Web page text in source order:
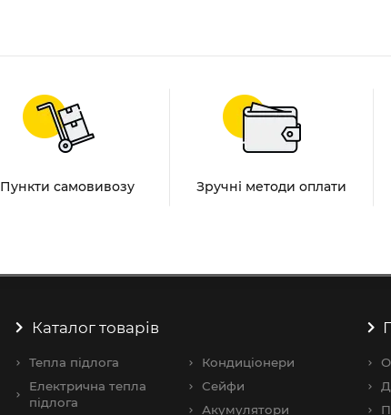
Пункти самовивозу Зручні методи оплати
Каталог товарів
Тепла підлога
Електрична тепла
підлога
Кондиціонери
Сейфи
Акумулятори